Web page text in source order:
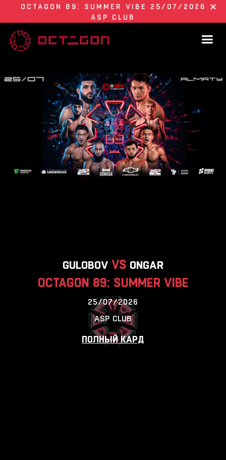
OCTAGON 89: SUMMER VIBE 25/07/2026
ASP CLUB
GULOBOV VS ONGAR
OCTAGON 89: SUMMER VIBE
25/07/2026
ASP CLUB
ПОЛНЫЙ КАРД